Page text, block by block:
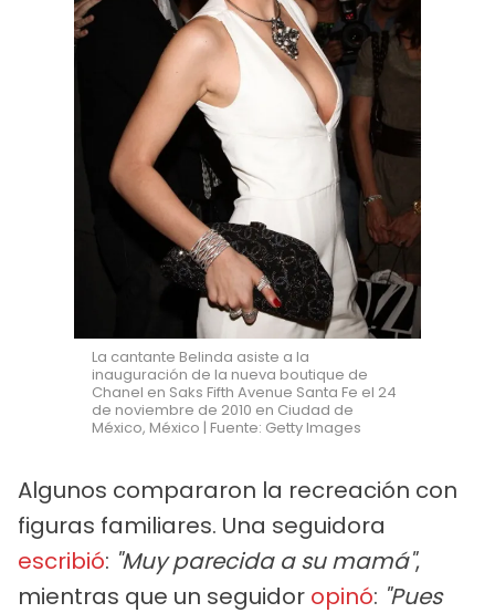
La cantante Belinda asiste a la
inauguración de la nueva boutique de
Chanel en Saks Fifth Avenue Santa Fe el 24
de noviembre de 2010 en Ciudad de
México, México | Fuente: Getty Images
Algunos compararon la recreación con
figuras familiares. Una seguidora
escribió: "Muy parecida a su mamá",
mientras que un seguidor opinó: "Pues